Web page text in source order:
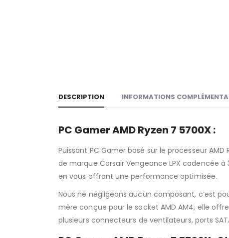
DESCRIPTION INFORMATIONS
PC Gamer AMD Ryzen 7 5700X :
Puissant PC Gamer basé sur le processeur
de marque Corsair Vengeance LPX cadencée
en vous offrant une performance optimisée.
Nous ne négligeons aucun composant, c’est
mère conçue pour le socket AMD AM4, elle
plusieurs connecteurs de ventilateurs, ports